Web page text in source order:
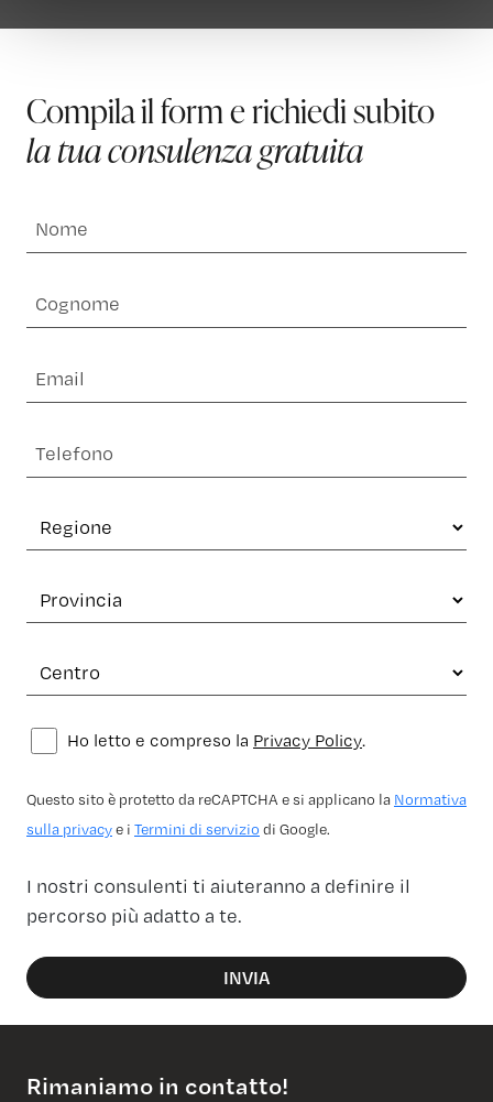
Compila il form e richiedi subito
la tua consulenza gratuita
Ho letto e compreso la Privacy Policy.
Questo sito è protetto da reCAPTCHA e si applicano la Normativa
sulla privacye i Termini di servizio di Google.
I nostri consulenti ti aiuteranno a definire il
percorso più adatto a te.
INVIA
Rimaniamo in contatto!